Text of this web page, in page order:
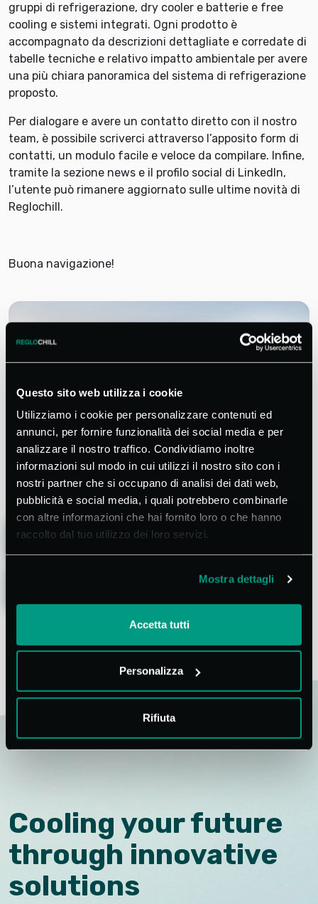
Questo sito web utilizza i cookie
Utilizziamo i cookie per personalizzare contenuti ed
annunci, per fornire funzionalità dei social media e per
analizzare il nostro traffico. Condividiamo inoltre
informazioni sul modo in cui utilizzi il nostro sito con i
nostri partner che si occupano di analisi dei dati web,
pubblicità e social media, i quali potrebbero combinarle
con altre informazioni che hai fornito loro o che hanno
raccolto dal tuo utilizzo dei loro servizi.
Mostra dettagli
Accetta tutti
Personalizza
Rifiuta
gruppi di refrigerazione, dry cooler e batterie e free
cooling e sistemi integrati. Ogni prodotto è
accompagnato da descrizioni dettagliate e corredate di
tabelle tecniche e relativo impatto ambientale per avere
una più chiara panoramica del sistema di refrigerazione
proposto.
Per dialogare e avere un contatto diretto con il nostro
team, è possibile scriverci attraverso l’apposito form di
contatti, un modulo facile e veloce da compilare. Infine,
tramite la sezione news e il profilo social di LinkedIn,
l’utente può rimanere aggiornato sulle ultime novità di
Reglochill.
Buona navigazione!
CONDIVIDI
Cooling your future
through innovative
solutions